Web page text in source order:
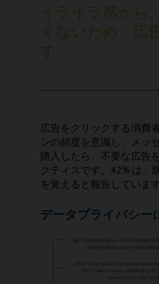
イライラ感から
くないため、広
す。
広告をクリックする消費
ンの頻度を意識し、メッ
購入したら、不要な広告
クティスです。42% は、
を覚えると報告しています
データプライバシー